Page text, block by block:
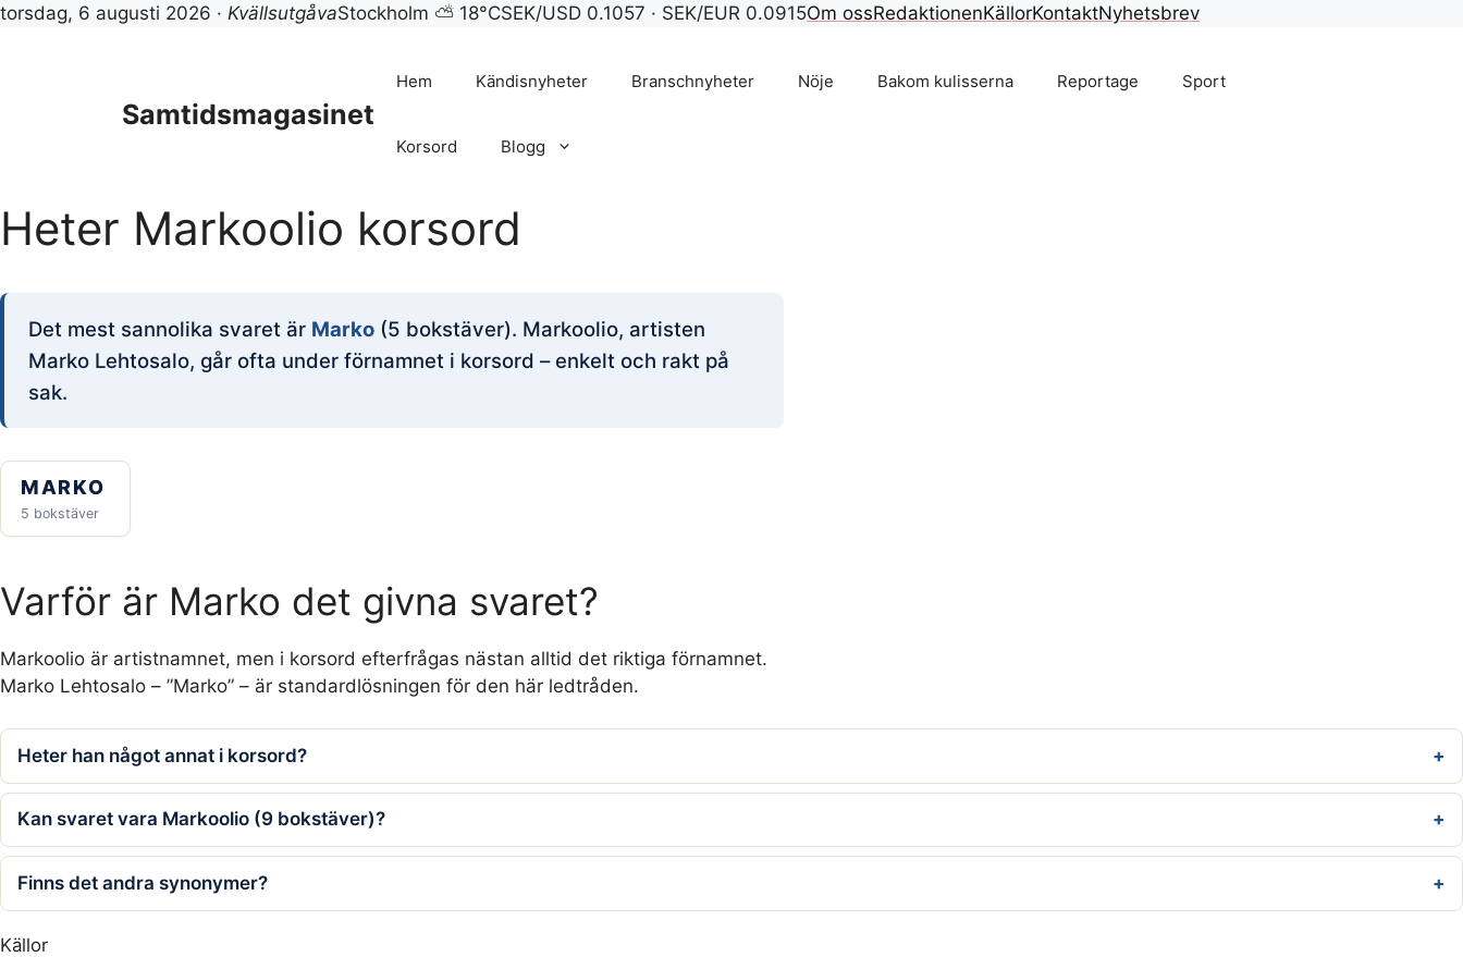
torsdag, 6 augusti 2026 · KvällsutgåvaStockholm ⛅ 18°CSEK/USD 0.1057 · SEK/EUR 0.0915Om ossRedaktionenKällorKontaktNyhetsbrev
Samtidsmagasinet
Hem Kändisnyheter Branschnyheter Nöje Bakom kulisserna Reportage Sport
Korsord Blogg
Heter Markoolio korsord
Det mest sannolika svaret är Marko (5 bokstäver). Markoolio, artisten
Marko Lehtosalo, går ofta under förnamnet i korsord – enkelt och rakt på
sak.
MARKO
5 bokstäver
Varför är Marko det givna svaret?
Markoolio är artistnamnet, men i korsord efterfrågas nästan alltid det riktiga förnamnet.
Marko Lehtosalo – ”Marko” – är standardlösningen för den här ledtråden.
Heter han något annat i korsord?
Kan svaret vara Markoolio (9 bokstäver)?
Finns det andra synonymer?
Källor